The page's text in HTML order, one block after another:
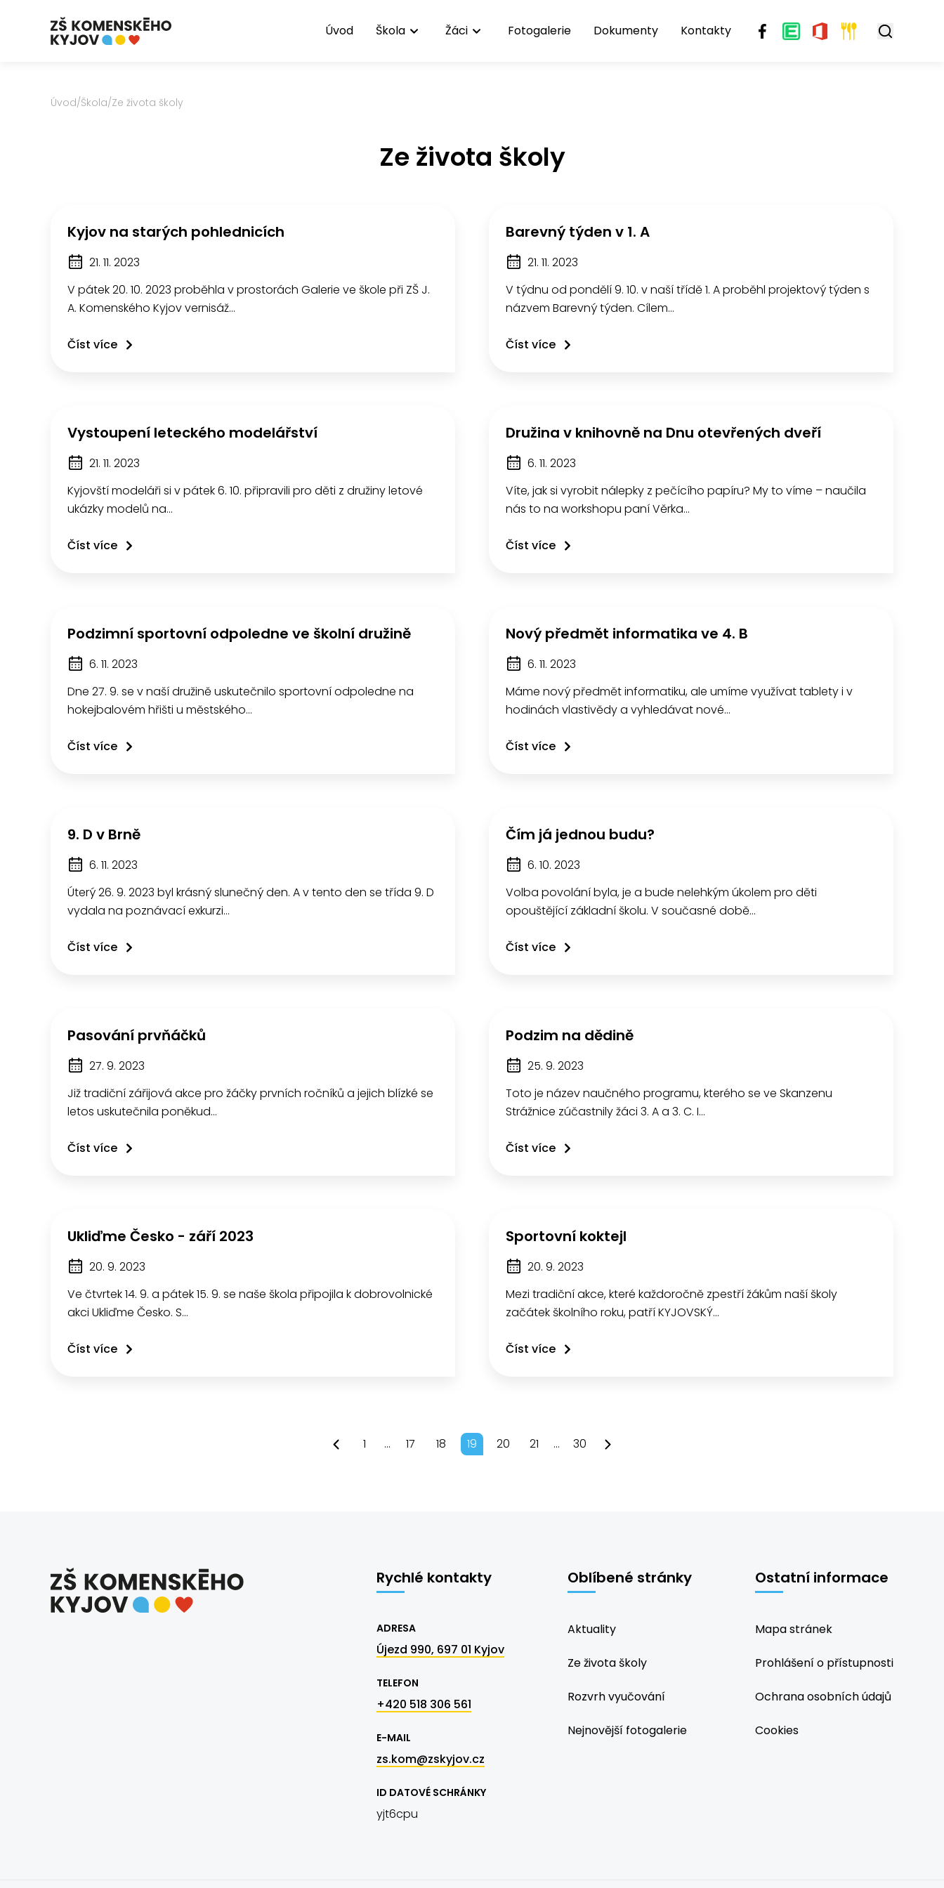
Úvod Škola Žáci Fotogalerie Dokumenty Kontakty
Úvod/Škola/Ze života školy
Ze života školy
Kyjov na starých pohlednicích
21. 11. 2023
V pátek 20. 10. 2023 proběhla v prostorách Galerie ve škole při ZŠ J.
A. Komenského Kyjov vernisáž…
Číst více
Barevný týden v 1. A
21. 11. 2023
V týdnu od pondělí 9. 10. v naší třídě 1. A proběhl projektový týden s
názvem Barevný týden. Cílem…
Číst více
Vystoupení leteckého modelářství
21. 11. 2023
Kyjovští modeláři si v pátek 6. 10. připravili pro děti z družiny letové
ukázky modelů na…
Číst více
Družina v knihovně na Dnu otevřených dveří
6. 11. 2023
Víte, jak si vyrobit nálepky z pečícího papíru? My to víme – naučila
nás to na workshopu paní Věrka…
Číst více
Podzimní sportovní odpoledne ve školní družině
6. 11. 2023
Dne 27. 9. se v naší družině uskutečnilo sportovní odpoledne na
hokejbalovém hřišti u městského…
Číst více
Nový předmět informatika ve 4. B
6. 11. 2023
Máme nový předmět informatiku, ale umíme využívat tablety i v
hodinách vlastivědy a vyhledávat nové…
Číst více
9. D v Brně
6. 11. 2023
Úterý 26. 9. 2023 byl krásný slunečný den. A v tento den se třída 9. D
vydala na poznávací exkurzi…
Číst více
Čím já jednou budu?
6. 10. 2023
Volba povolání byla, je a bude nelehkým úkolem pro děti
opouštějící základní školu. V současné době…
Číst více
Pasování prvňáčků
27. 9. 2023
Již tradiční zářijová akce pro žáčky prvních ročníků a jejich blízké se
letos uskutečnila poněkud…
Číst více
Podzim na dědině
25. 9. 2023
Toto je název naučného programu, kterého se ve Skanzenu
Strážnice zúčastnily žáci 3. A a 3. C. I…
Číst více
Ukliďme Česko - září 2023
20. 9. 2023
Ve čtvrtek 14. 9. a pátek 15. 9. se naše škola připojila k dobrovolnické
akci Ukliďme Česko. S…
Číst více
Sportovní koktejl
20. 9. 2023
Mezi tradiční akce, které každoročně zpestří žákům naší školy
začátek školního roku, patří KYJOVSKÝ…
Číst více
1 ... 17 18 19 20 21 ... 30
Rychlé kontakty
ADRESA
Újezd 990, 697 01 Kyjov
TELEFON
+420 518 306 561
E-MAIL
zs.kom@zskyjov.cz
ID DATOVÉ SCHRÁNKY
yjt6cpu
Oblíbené stránky
Aktuality
Ze života školy
Rozvrh vyučování
Nejnovější fotogalerie
Ostatní informace
Mapa stránek
Prohlášení o přístupnosti
Ochrana osobních údajů
Cookies